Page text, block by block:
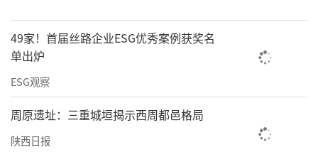
49家！首届丝路企业ESG优秀案例获奖名
单出炉
ESG观察
周原遗址：三重城垣揭示西周都邑格局
陕西日报